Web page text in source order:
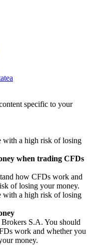
specific to your
with a high risk of losing
when trading CFDs
how CFDs work and
of losing your money.
with a high risk of losing
S.A. You should
work and whether you
money.